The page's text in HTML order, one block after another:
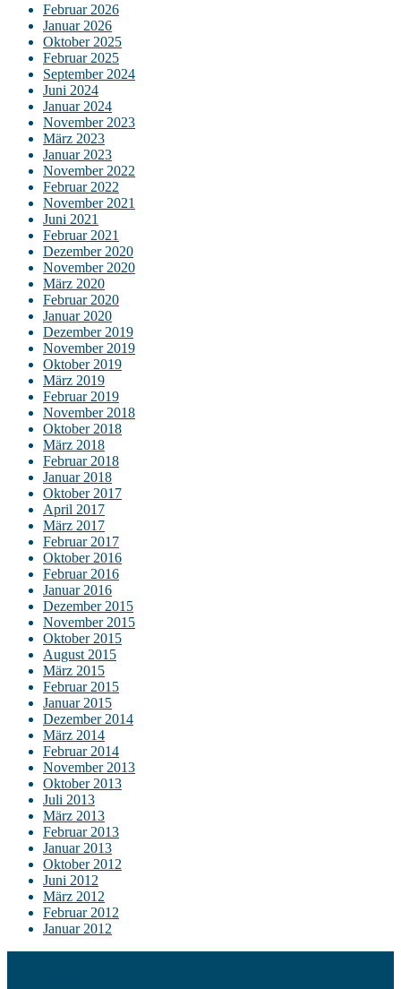
Februar 2026
Januar 2026
Oktober 2025
Februar 2025
September 2024
Juni 2024
Januar 2024
November 2023
März 2023
Januar 2023
November 2022
Februar 2022
November 2021
Juni 2021
Februar 2021
Dezember 2020
November 2020
März 2020
Februar 2020
Januar 2020
Dezember 2019
November 2019
Oktober 2019
März 2019
Februar 2019
November 2018
Oktober 2018
März 2018
Februar 2018
Januar 2018
Oktober 2017
April 2017
März 2017
Februar 2017
Oktober 2016
Februar 2016
Januar 2016
Dezember 2015
November 2015
Oktober 2015
August 2015
März 2015
Februar 2015
Januar 2015
Dezember 2014
März 2014
Februar 2014
November 2013
Oktober 2013
Juli 2013
März 2013
Februar 2013
Januar 2013
Oktober 2012
Juni 2012
März 2012
Februar 2012
Januar 2012